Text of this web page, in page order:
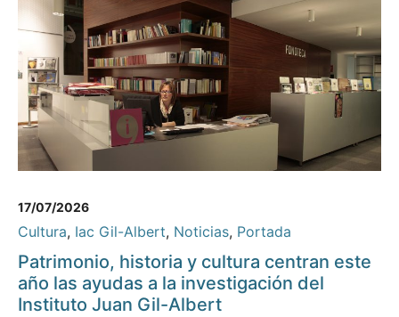
17/07/2026
Cultura, Iac Gil-Albert, Noticias, Portada
Patrimonio, historia y cultura centran este
año las ayudas a la investigación del
Instituto Juan Gil-Albert